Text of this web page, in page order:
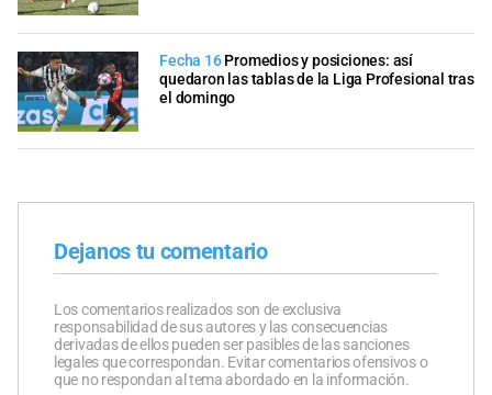
Fecha 16 Promedios y posiciones: así
quedaron las tablas de la Liga Profesional tras
el domingo
Dejanos tu comentario
Los comentarios realizados son de exclusiva
responsabilidad de sus autores y las consecuencias
derivadas de ellos pueden ser pasibles de las sanciones
legales que correspondan. Evitar comentarios ofensivos o
que no respondan al tema abordado en la información.